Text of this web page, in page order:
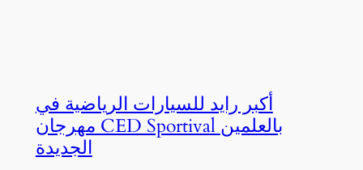
أكبر رايد للسيارات الرياضية في
مهرجان CED Sportival بالعلمين
الجديدة